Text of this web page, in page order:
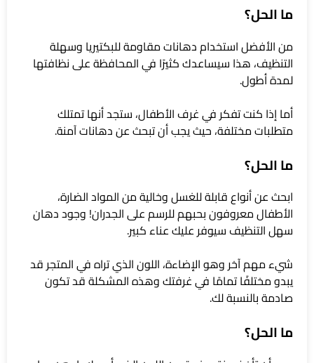
ما الحل؟
من الأفضل استخدام دهانات مقاومة للبكتيريا وسهلة
التنظيف، هذا سيساعدك كثيرًا في المحافظة على نظافتها
لمدة أطول.
أما إذا كنت تفكر في غرف الأطفال، ستجد أنها تمتلك
متطلبات مختلفة، حيث يجب أن تبحث عن دهانات آمنة.
ما الحل؟
ابحث عن أنواع قابلة للغسل وخالية من المواد الضارة،
الأطفال معروفون بحبهم للرسم على الجدران! وجود دهان
سهل التنظيف سيوفر عليك عناء كبير.
شيء مهم آخر وهو الإضاءة، اللون الذي تراه في المتجر قد
يبدو مختلفًا تمامًا في غرفتك وهذه المشكلة قد تكون
صادمة بالنسبة لك.
ما الحل؟